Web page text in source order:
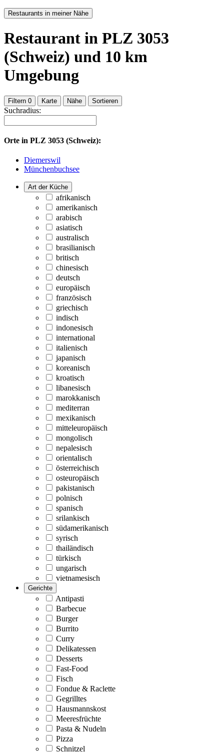
Restaurants in meiner Nähe
Restaurant in PLZ 3053
(Schweiz) und 10 km
Umgebung
Filtern 0 Karte Nähe Sortieren
Suchradius:
Orte in PLZ 3053 (Schweiz):
Diemerswil
Münchenbuchsee
Art der Küche
afrikanisch
amerikanisch
arabisch
asiatisch
australisch
brasilianisch
britisch
chinesisch
deutsch
europäisch
französisch
griechisch
indisch
indonesisch
international
italienisch
japanisch
koreanisch
kroatisch
libanesisch
marokkanisch
mediterran
mexikanisch
mitteleuropäisch
mongolisch
nepalesisch
orientalisch
österreichisch
osteuropäisch
pakistanisch
polnisch
spanisch
srilankisch
südamerikanisch
syrisch
thailändisch
türkisch
ungarisch
vietnamesisch
Gerichte
Antipasti
Barbecue
Burger
Burrito
Curry
Delikatessen
Desserts
Fast-Food
Fisch
Fondue & Raclette
Gegrilltes
Hausmannskost
Meeresfrüchte
Pasta & Nudeln
Pizza
Schnitzel